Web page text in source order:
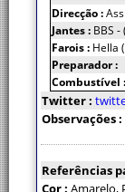
Direcção :
Jantes : BBS
Farois : Hella
Preparador :
Combustível :
Twitter :
Observações :
Referências
Cor : Amarelo,